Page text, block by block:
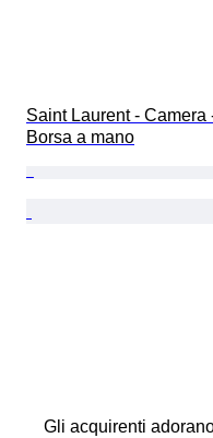
Saint Laurent - Camera
Borsa a mano
Gli acquirenti